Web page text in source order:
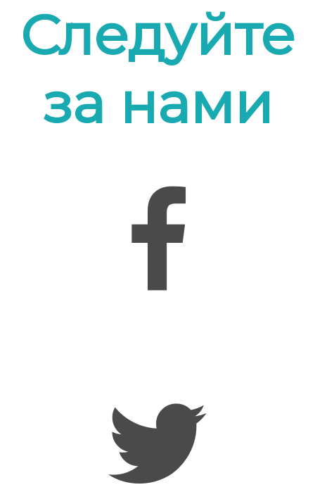
Следуйте
за нами